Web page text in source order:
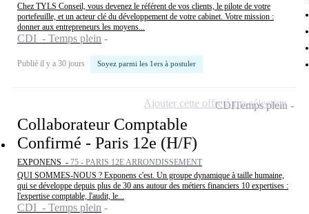
Chez TYLS Conseil, vous devenez le référent de vos clients, le pilote de votre
portefeuille, et un acteur clé du développement de votre cabinet. Votre mission :
donner aux entrepreneurs les moyens...
CDI - Temps plein
Publié il y a 30 jours Soyez parmi les 1ers à postuler
Collaborateur Comptable
Confirmé - Paris 12e (H/F)
EXPONENS - 75 - PARIS 12E ARRONDISSEMENT
QUI SOMMES-NOUS ? Exponens c'est. Un groupe dynamique à taille humaine,
qui se développe depuis plus de 30 ans autour des métiers financiers 10 expertises :
l'expertise comptable, l'audit, le...
CDI - Temps plein
CDITemps plein
Ajouter cette offre à ma sélection